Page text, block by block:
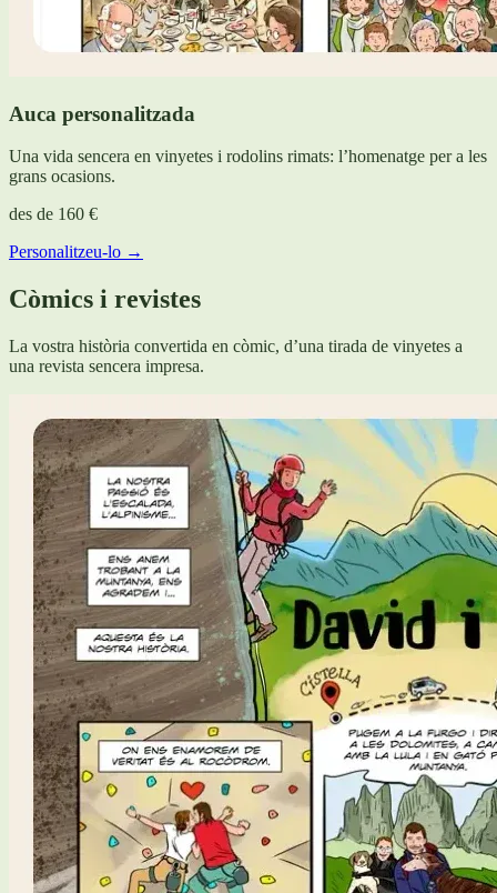
Auca personalitzada
Una vida sencera en vinyetes i rodolins rimats: l’homenatge per a les
grans ocasions.
des de 160 €
Personalitzeu-lo →
Còmics i revistes
La vostra història convertida en còmic, d’una tirada de vinyetes a
una revista sencera impresa.